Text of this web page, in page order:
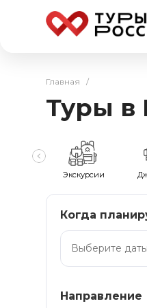
Главная /
Туры в
Экскурсии
Когда
Направление